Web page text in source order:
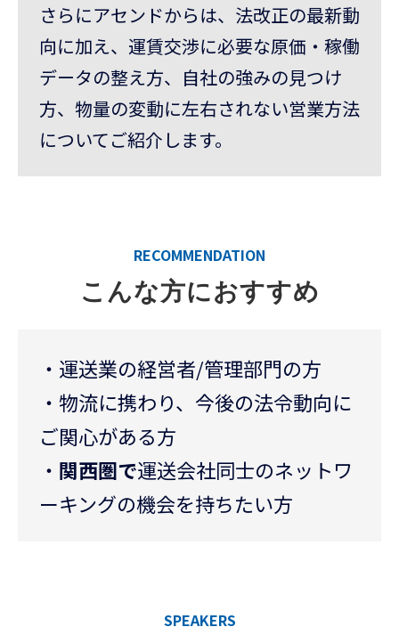
さらにアセンドからは、法改正の最新動
向に加え、運賃交渉に必要な原価・稼働
データの整え方、自社の強みの見つけ
方、物量の変動に左右されない営業方法
についてご紹介します。
RECOMMENDATION
こんな方におすすめ
・運送業の経営者/管理部門の方
・物流に携わり、今後の法令動向に
ご関心がある方
・ 関西圏で運送会社同士のネットワ
ーキングの機会を持ちたい方
SPEAKERS